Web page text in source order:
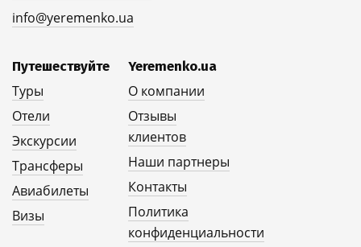
info@yeremenko.ua
Путешествуйте
Туры
Отели
Экскурсии
Трансферы
Авиабилеты
Визы
Yeremenko.ua
О компании
Отзывы
клиентов
Наши партнеры
Контакты
Политика
конфиденциальности